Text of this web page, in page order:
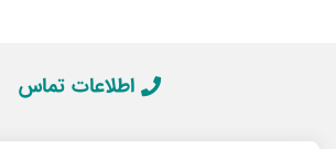
اطلاعات تماس